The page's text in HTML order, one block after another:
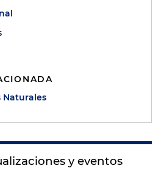
Naturales
y eventos